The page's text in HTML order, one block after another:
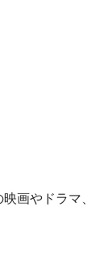
画やドラマ、